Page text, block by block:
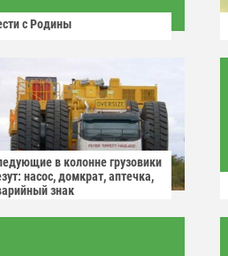
с Родины
в колонне грузовики
насос, домкрат, аптечка,
знак